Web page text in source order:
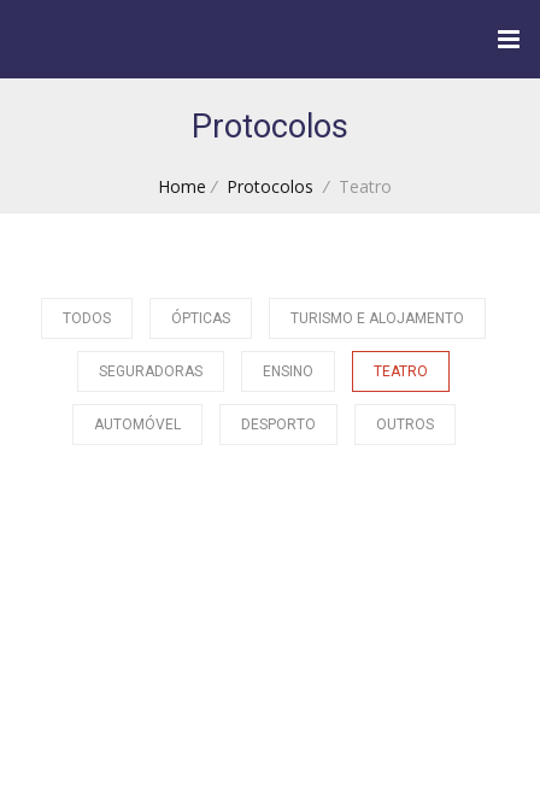
Protocolos
Home / Protocolos /Teatro
TODOS ÓPTICAS TURISMO E ALOJAMENTO
SEGURADORAS ENSINO TEATRO
AUTOMÓVEL DESPORTO OUTROS